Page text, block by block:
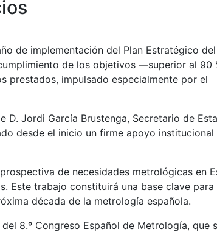
de implementación del Plan Estratégico del
de los objetivos —superior al
prestados, impulsado especialmente por el
D. Jordi García Brustenga, Secretario de
desde el inicio un firme apoyo institucional
de necesidades metrológicas en
Este trabajo constituirá una base clave para
década de la metrología española.
8.º Congreso Español de Metrología, que